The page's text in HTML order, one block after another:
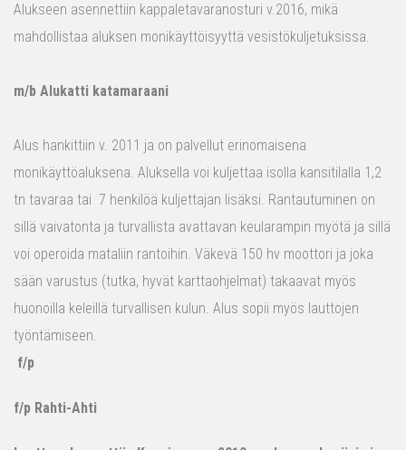
Alukseen asennettiin kappaletavaranosturi v.2016, mikä
mahdollistaa aluksen monikäyttöisyyttä vesistökuljetuksissa.
m/b Alukatti katamaraani
Alus hankittiin v. 2011 ja on palvellut erinomaisena
monikäyttöaluksena. Aluksella voi kuljettaa isolla kansitilalla 1,2
tn tavaraa tai 7 henkilöä kuljettajan lisäksi. Rantautuminen on
sillä vaivatonta ja turvallista avattavan keularampin myötä ja sillä
voi operoida mataliin rantoihin. Väkevä 150 hv moottori ja joka
sään varustus (tutka, hyvät karttaohjelmat) takaavat myös
huonoilla keleillä turvallisen kulun. Alus sopii myös lauttojen
työntämiseen.
f/p
f/p Rahti-Ahti